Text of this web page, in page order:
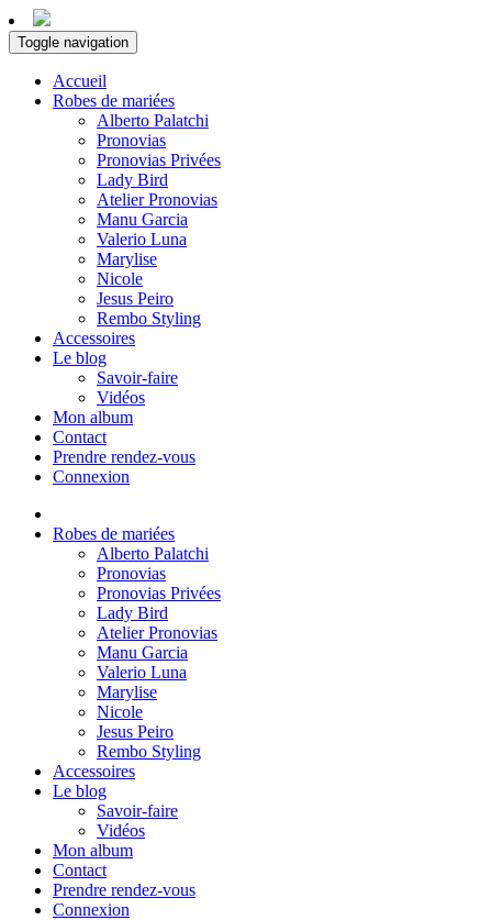
Toggle navigation
Accueil
Robes de mariées
Alberto Palatchi
Pronovias
Pronovias Privées
Lady Bird
Atelier Pronovias
Manu Garcia
Valerio Luna
Marylise
Nicole
Jesus Peiro
Rembo Styling
Accessoires
Le blog
Savoir-faire
Vidéos
Mon album
Contact
Prendre rendez-vous
Connexion
Robes de mariées
Alberto Palatchi
Pronovias
Pronovias Privées
Lady Bird
Atelier Pronovias
Manu Garcia
Valerio Luna
Marylise
Nicole
Jesus Peiro
Rembo Styling
Accessoires
Le blog
Savoir-faire
Vidéos
Mon album
Contact
Prendre rendez-vous
Connexion